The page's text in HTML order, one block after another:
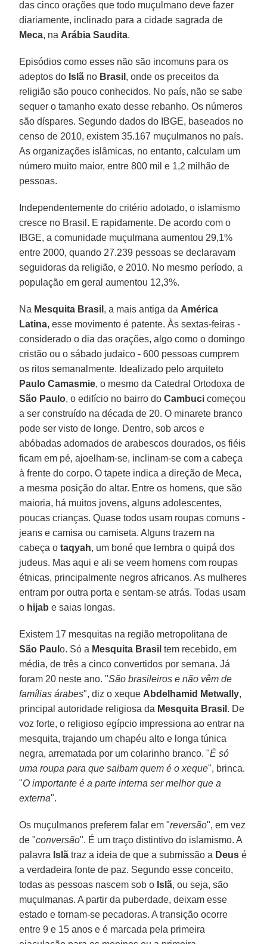
das cinco orações que todo muçulmano deve fazer
diariamente, inclinado para a cidade sagrada de
Meca, na Arábia Saudita.
Episódios como esses não são incomuns para os
adeptos do Islã no Brasil , onde os preceitos da
religião são pouco conhecidos. No país, não se sabe
sequer o tamanho exato desse rebanho. Os números
são díspares. Segundo dados do IBGE, baseados no
censo de 2010, existem 35.167 muçulmanos no país.
As organizações islâmicas, no entanto, calculam um
número muito maior, entre 800 mil e 1,2 milhão de
pessoas.
Independentemente do critério adotado, o islamismo
cresce no Brasil. E rapidamente. De acordo com o
IBGE, a comunidade muçulmana aumentou 29,1%
entre 2000, quando 27.239 pessoas se declaravam
seguidoras da religião, e 2010. No mesmo período, a
população em geral aumentou 12,3%.
Na Mesquita Brasil , a mais antiga da América
Latina, esse movimento é patente. Às sextas-feiras -
considerado o dia das orações, algo como o domingo
cristão ou o sábado judaico - 600 pessoas cumprem
os ritos semanalmente. Idealizado pelo arquiteto
Paulo Camasmie, o mesmo da Catedral Ortodoxa de
São Paulo, o edifício no bairro doCambuci começou
a ser construído na década de 20. O minarete branco
pode ser visto de longe. Dentro, sob arcos e
abóbadas adornados de arabescos dourados, os fiéis
ficam em pé, ajoelham-se, inclinam-se com a cabeça
à frente do corpo. O tapete indica a direção de Meca,
a mesma posição do altar. Entre os homens, que são
maioria, há muitos jovens, alguns adolescentes,
poucas crianças. Quase todos usam roupas comuns -
jeans e camisa ou camiseta. Alguns trazem na
cabeça otaqyah, um boné que lembra o quipá dos
judeus. Mas aqui e ali se veem homens com roupas
étnicas, principalmente negros africanos. As mulheres
entram por outra porta e sentam-se atrás. Todas usam
o hijab e saias longas.
Existem 17 mesquitas na região metropolitana de
São Paulo. Só a Mesquita Brasil tem recebido, em
média, de três a cinco convertidos por semana. Já
foram 20 neste ano. "São brasileiros e não vêm de
famílias árabes", diz o xeque Abdelhamid Metwally,
principal autoridade religiosa da Mesquita Brasil . De
voz forte, o religioso egípcio impressiona ao entrar na
mesquita, trajando um chapéu alto e longa túnica
negra, arrematada por um colarinho branco. "É só
uma roupa para que saibam quem é o xeque", brinca.
"O importante é a parte interna ser melhor que a
externa".
Os muçulmanos preferem falar em "reversão", em vez
de "conversão". É um traço distintivo do islamismo. A
palavra Islã traz a ideia de que a submissão a Deus é
a verdadeira fonte de paz. Segundo esse conceito,
todas as pessoas nascem sob o Islã, ou seja, são
muçulmanas. A partir da puberdade, deixam esse
estado e tornam-se pecadoras. A transição ocorre
entre 9 e 15 anos e é marcada pela primeira